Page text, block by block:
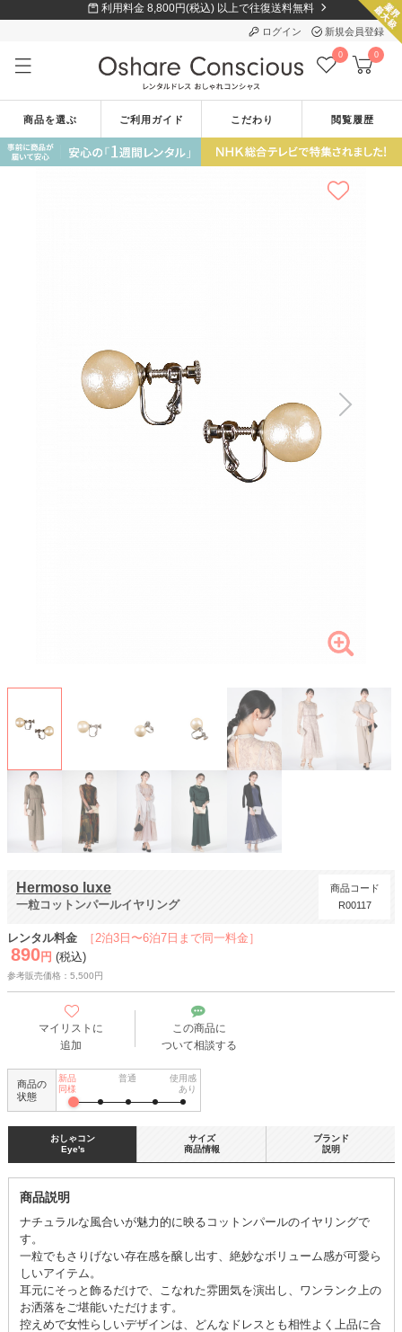
利用料金 8,800円(税込) 以上で往復送料無料
ログイン 新規会員登録
0 0
商品を選ぶ ご利用ガイド こだわり 閲覧履歴
Hermoso luxe
一粒コットンパールイヤリング
商品コード
R00117
［2泊3日〜6泊7日まで同一料金］
レンタル料金
890 円 (税込)
参考販売価格：5,500円
マイリストに
追加
この商品に
ついて相談する
商品の
状態
新品
同様
普通
使用感
あり
おしゃコン
Eye's
商品説明
ナチュラルな風合いが魅力的に映るコットンパールのイヤリングで
す。
一粒でもさりげない存在感を醸し出す、絶妙なボリューム感が可愛ら
しいアイテム。
耳元にそっと飾るだけで、こなれた雰囲気を演出し、ワンランク上の
お洒落をご堪能いただけます。
控えめで女性らしいデザインは、どんなドレスとも相性よく上品に合
サイズ
商品情報
ブランド
説明